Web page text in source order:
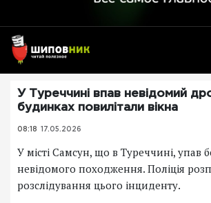
У Туреччині впав невідомий
будинках повилітали вікна
08:18 17.05.2026
У місті Самсун, що в Туреччині, упав
невідомого походження. Поліція
розслідування цього інциденту.